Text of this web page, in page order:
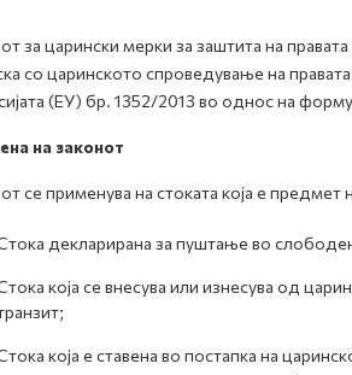
за царински мерки за заштита на
со царинското спроведување на
(ЕУ) бр. 1352/2013 во однос на
на законот
се применува на стоката која е
декларирана за пуштање во
која се внесува или изнесува од
која е ставена во постапка на